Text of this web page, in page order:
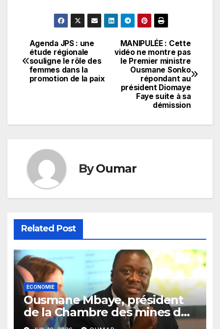
Navigation
de
l’article
MANIPULÉE : Cette
vidéo ne montre pas
le Premier ministre
Ousmane Sonko
répondant au
président Diomaye
Faye suite à sa
démission
Agenda JPS : une
étude régionale
souligne le rôle des
femmes dans la
promotion de la paix
ByOumar
Related Post
ECONOMIE
Ousmane Mbaye, président
de la Chambre des mines du
Sénégal : « C’est l’Etat qui doit